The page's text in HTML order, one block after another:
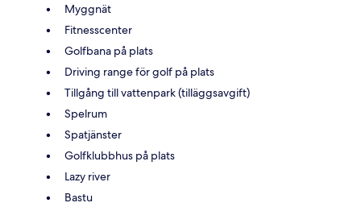
Myggnät
Fitnesscenter
Golfbana på plats
Driving range för golf på plats
Tillgång till vattenpark (tilläggsavgift)
Spelrum
Spatjänster
Golfklubbhus på plats
Lazy river
Bastu